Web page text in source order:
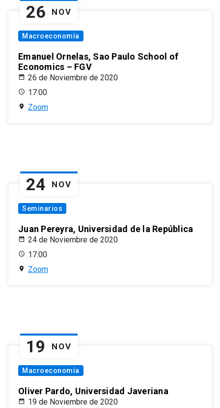
26 NOV
Macroeconomía
Emanuel Ornelas, Sao Paulo School of
Economics – FGV
26 de Noviembre de 2020
17:00
Zoom
24 NOV
Seminarios
Juan Pereyra, Universidad de la República
24 de Noviembre de 2020
17:00
Zoom
19 NOV
Macroeconomía
Oliver Pardo, Universidad Javeriana
19 de Noviembre de 2020